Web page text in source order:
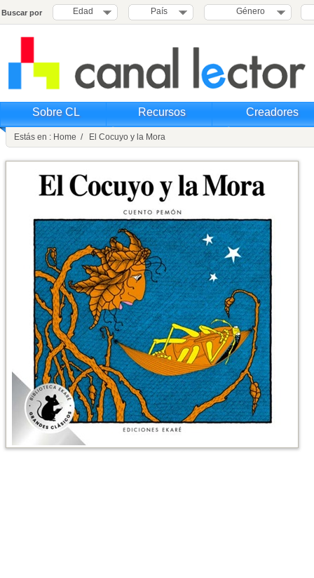
Buscar por Edad País Género
Sobre CL Recursos Creadores
Estás en : Home / El Cocuyo y la Mora